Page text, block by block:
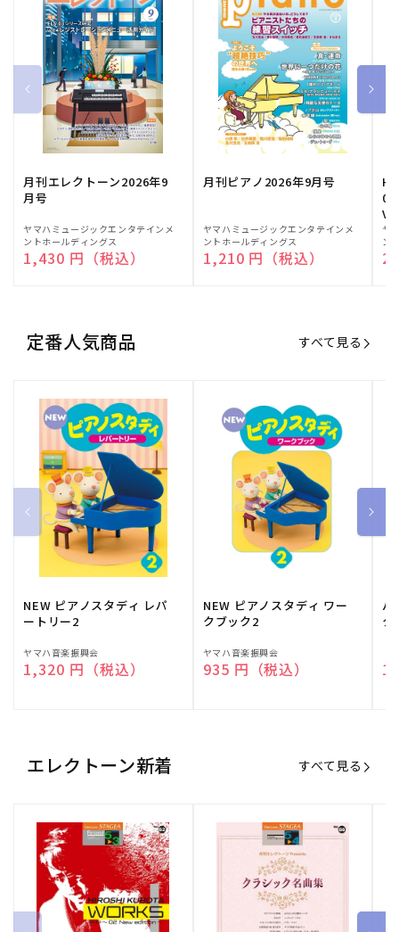
月刊エレクトーン2026年9
月号
販
売
元:
ヤマハミュージックエンタテインメ
ントホールディングス
通常価格
1,430 円（税込）
月刊ピアノ2026年9月号
販
売
元:
ヤマハミュージックエンタテインメ
ントホールディングス
通常価格
1,210 円（税込）
販
売
元:
ヤ
ン
定番人気商品 すべて見る
NEW ピアノスタディ レパ
ートリー2
販
売
ヤマハ音楽振興会
通常価格
1,320 円（税込）
NEW ピアノスタディ ワー
クブック2
販
売
ヤマハ音楽振興会
通常価格
935 円（税込）
バ
ク
売
エレクトーン新着 すべて見る